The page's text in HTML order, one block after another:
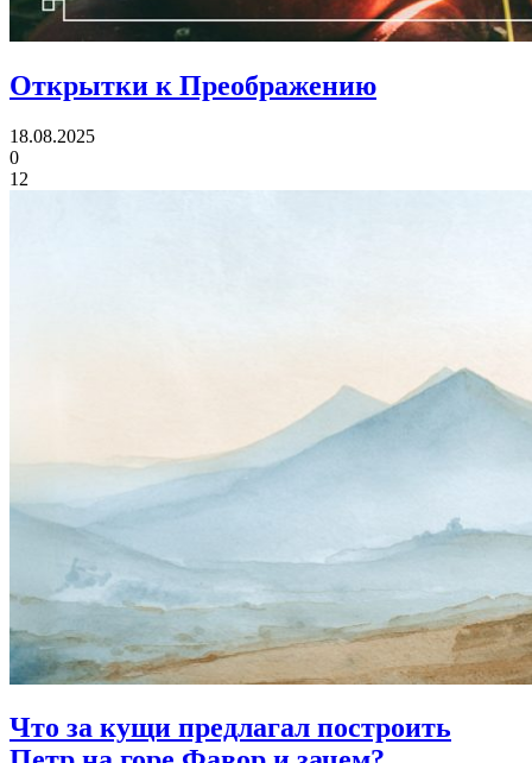
Открытки к Преображению
18.08.2025
0
12
Что за кущи предлагал построить